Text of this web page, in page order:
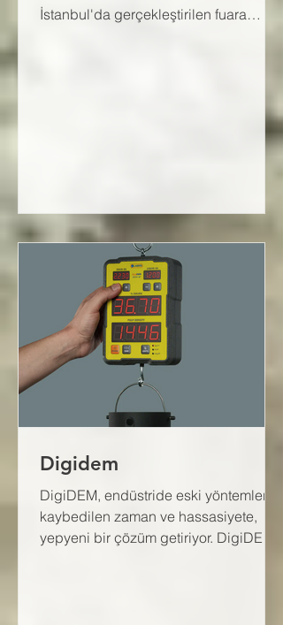
İstanbul'da gerçekleştirilen fuara
Digidem
DigiDEM, endüstride eski yöntemler ile
kaybedilen zaman ve hassasiyete,
yepyeni bir çözüm getiriyor. DigiDEM,